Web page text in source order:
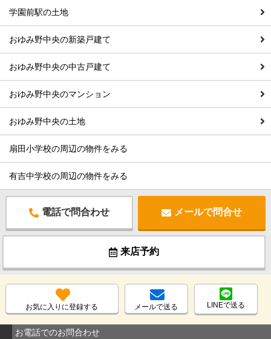
学園前駅の土地
おゆみ野中央の新築戸建て
おゆみ野中央の中古戸建て
おゆみ野中央のマンション
おゆみ野中央の土地
扇田小学校の周辺の物件をみる
有吉中学校の周辺の物件をみる
電話で問合わせ メールで問合せ
来店予約
お気に入りに登録する メールで送る LINEで送る
お電話でのお問合わせ